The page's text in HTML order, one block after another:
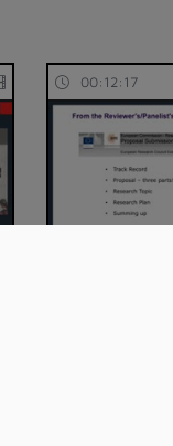
00:12:17